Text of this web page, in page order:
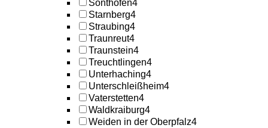
Sonthofen4
Starnberg4
Straubing4
Traunreut4
Traunstein4
Treuchtlingen4
Unterhaching4
Unterschleißheim4
Vaterstetten4
Waldkraiburg4
Weiden in der Oberpfalz4